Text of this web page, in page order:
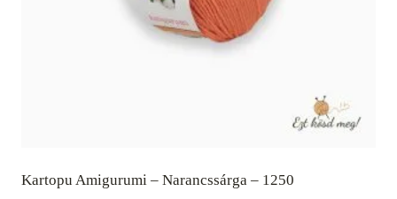
Kartopu Amigurumi – Narancssárga – 1250